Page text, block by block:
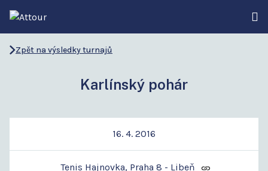
Zpět na výsledky turnajů
Karlínský pohár
16. 4. 2016
Tenis Hajnovka, Praha 8 - Libeň